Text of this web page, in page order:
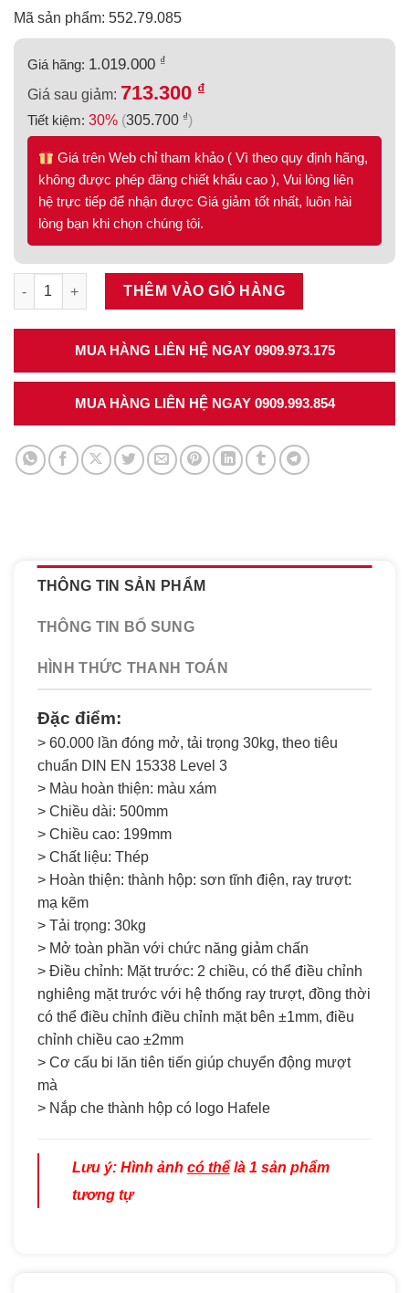
Mã sản phẩm: 552.79.085
Giá hãng: 1.019.000 ₫
Giá sau giảm: 713.300 ₫
Tiết kiệm: 30% (305.700 ₫)
Giá trên Web chỉ tham khảo ( Vì theo quy định hãng,
không được phép đăng chiết khấu cao ), Vui lòng liên
hệ trực tiếp để nhận được Giá giảm tốt nhất, luôn hài
lòng bạn khi chọn chúng tôi.
Ray hộp Hafele ALTO Màu xám H199x500mm 552.79.085 số
THÊM VÀO GIỎ HÀNG
MUA HÀNG LIÊN HỆ NGAY 0909.973.175
MUA HÀNG LIÊN HỆ NGAY 0909.993.854
THÔNG TIN SẢN PHẨM
THÔNG TIN BỔ SUNG
HÌNH THỨC THANH TOÁN
Đặc điểm:
> 60.000 lần đóng mở, tải trọng 30kg, theo tiêu
chuẩn DIN EN 15338 Level 3
> Màu hoàn thiện: màu xám
> Chiều dài: 500mm
> Chiều cao: 199mm
> Chất liệu: Thép
> Hoàn thiện: thành hộp: sơn tĩnh điện, ray trượt:
mạ kẽm
> Tải trọng: 30kg
> Mở toàn phần với chức năng giảm chấn
> Điều chỉnh: Mặt trước: 2 chiều, có thể điều chỉnh
nghiêng mặt trước với hệ thống ray trượt, đồng thời
có thể điều chỉnh điều chỉnh mặt bên ±1mm, điều
chỉnh chiều cao ±2mm
> Cơ cấu bi lăn tiên tiến giúp chuyển động mượt
mà
> Nắp che thành hộp có logo Hafele
Lưu ý: Hình ảnh có thểlà 1 sản phẩm
tương tự